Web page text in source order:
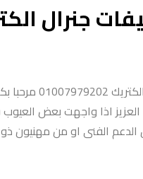
جنرال
صيانة
العزيز اذا واجهت بعض
الفنى او من مهنيون ذو